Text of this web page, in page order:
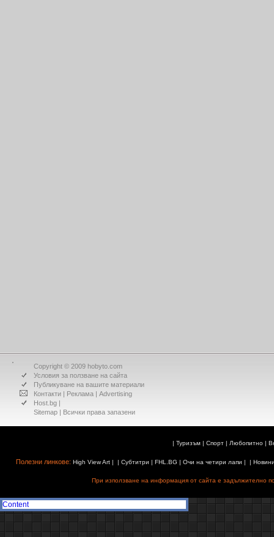
Copyright © 2009 hobyto.com
Условия за ползване на сайта
Публикуване на вашите материали
Контакти | Реклама | Advertising
Host.bg |
Sitemap | Всички права запазени
| Туризъм| Спорт| Любопитно|
Полезни линкове: High View Art| | Субтитри | FHL.BG | Очи на четири лапи | |
При използване на информация от сайта е задължително
Content